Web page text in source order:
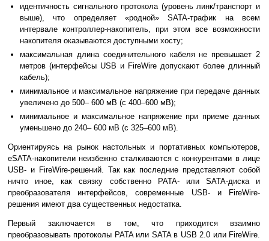
идентичность сигнального протокола (уровень линк/транспорт и
выше), что определяет «родной» SATA-трафик на всем
интервале контроллер-накопитель, при этом все возможности
накопителя оказываются доступными хосту;
максимальная длина соединительного кабеля не превышает 2
метров (интерфейсы USB и FireWire допускают более длинный
кабель);
минимальное и максимальное напряжение при передаче данных
увеличено до 500– 600 мВ (с 400–600 мВ);
минимальное и максимальное напряжение при приеме данных
уменьшено до 240– 600 мВ (с 325–600 мВ).
Ориентируясь на рынок настольных и портативных компьютеров,
eSATA-накопители неизбежно сталкиваются с конкурентами в лице
USB- и FireWire-решений. Так как последние представляют собой
ничто иное, как связку собственно PATA- или SATA-диска и
преобразователя интерфейсов, современные USB- и FireWire-
решения имеют два существенных недостатка.
Первый заключается в том, что приходится взаимно
преобразовывать протоколы PATA или SATA в USB 2.0 или FireWire.